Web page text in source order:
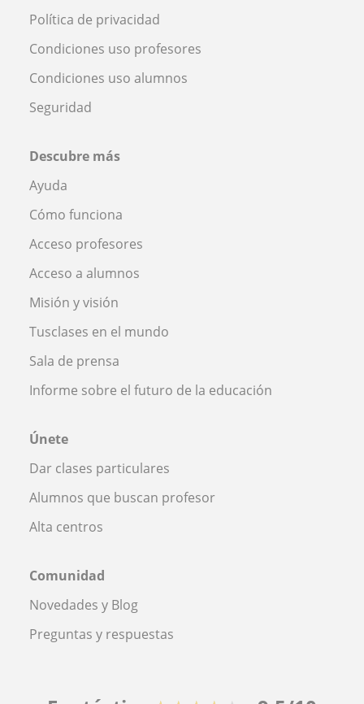
Política de privacidad
Condiciones uso profesores
Condiciones uso alumnos
Seguridad
Descubre más
Ayuda
Cómo funciona
Acceso profesores
Acceso a alumnos
Misión y visión
Tusclases en el mundo
Sala de prensa
Informe sobre el futuro de la educación
Únete
Dar clases particulares
Alumnos que buscan profesor
Alta centros
Comunidad
Novedades y Blog
Preguntas y respuestas